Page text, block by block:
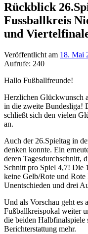
Rückblick
Fussballkreis
und
Veröffentlicht am 18. Mai
Aufrufe: 240
Hallo Fußballfreunde!
Herzlichen Glückwunsch
in die zweite Bundesliga!
schließt sich den vielen
an.
Auch der 26.Spieltag in
denken konnte. Ein
deren Tagesdurchschnitt,
Schnitt pro Spiel 4,7! Die
keine Gelb/Rote und
Unentschieden und drei
Und als Vorschau geht es
Fußballkreispokal weiter
die beiden Halbfinalspiele
Berichterstattung mehr.